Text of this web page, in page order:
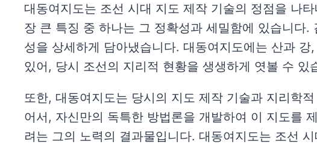
대동여지도는 조선 시대 지도 제작 기술의 정점을 나
장 큰 특징 중 하나는 그 정확성과 세밀함에 있습니다
성을 상세하게 담아냈습니다. 대동여지도에는 산과
있어, 당시 조선의 지리적 현황을 생생하게 엿볼 수 있
또한, 대동여지도는 당시의 지도 제작 기술과 지리학
어서, 자신만의 독특한 방법론을 개발하여 이 지도를
려는 그의 노력의 결과물입니다. 대동여지도는 조선